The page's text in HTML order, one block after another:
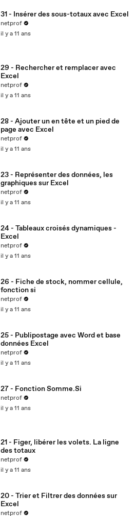
31 - Insérer des sous-totaux avec Excel
netprof
il y a 11 ans
29 - Rechercher et remplacer avec
Excel
netprof
il y a 11 ans
28 - Ajouter un en tête et un pied de
page avec Excel
netprof
il y a 11 ans
23 - Représenter des données, les
graphiques sur Excel
netprof
il y a 11 ans
24 - Tableaux croisés dynamiques -
Excel
netprof
il y a 11 ans
26 - Fiche de stock, nommer cellule,
fonction si
netprof
il y a 11 ans
25 - Publipostage avec Word et base
données Excel
netprof
il y a 11 ans
27 - Fonction Somme.Si
netprof
il y a 11 ans
21 - Figer, libérer les volets. La ligne
des totaux
netprof
il y a 11 ans
20 - Trier et Filtrer des données sur
Excel
netprof